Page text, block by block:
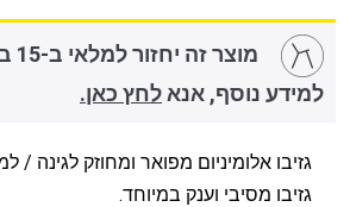
למידע נוסף, אנא לחץ כאן.
גזיבו אלומיניום מפואר ומחוזק לגינה /
גזיבו מסיבי וענק במיוחד.